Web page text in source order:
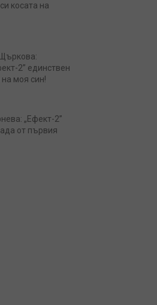
косата на
2” единствен
моя син!
„Ефект-2”
от първия